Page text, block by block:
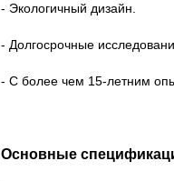
- Экологичный дизайн.
- Долгосрочные
- С более чем 15-летним
Основные